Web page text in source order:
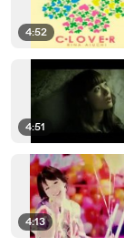
4:52
4:51
4:13